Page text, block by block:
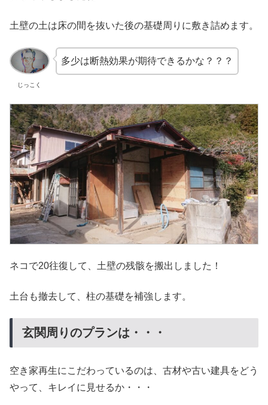
土壁の土は床の間を抜いた後の基礎周りに敷き詰めます。
じっこく
多少は断熱効果が期待できるかな？？？
ネコで20往復して、土壁の残骸を搬出しました！
土台も撤去して、柱の基礎を補強します。
玄関周りのプランは・・・
空き家再生にこだわっているのは、古材や古い建具をどう
やって、キレイに見せるか・・・